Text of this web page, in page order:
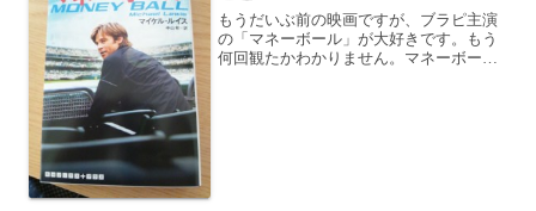
もうだいぶ前の映画ですが、ブラピ主演
の「マネーボール」が大好きです。もう
何回観たかわかりません。マネーボール